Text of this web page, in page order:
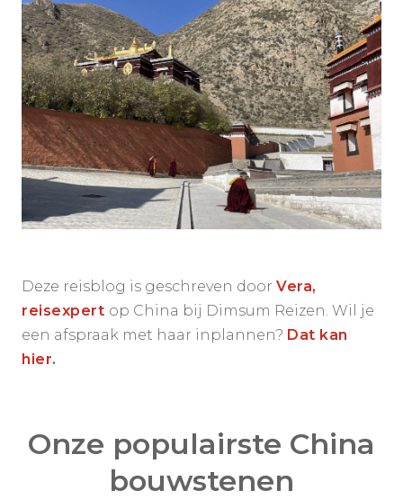
Deze reisblog is geschreven door Vera,
reisexpert op China bij Dimsum Reizen. Wil je
een afspraak met haar inplannen? Dat kan
hier.
Onze populairste China
bouwstenen